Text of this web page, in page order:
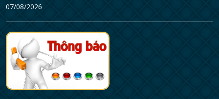
07/08/2026